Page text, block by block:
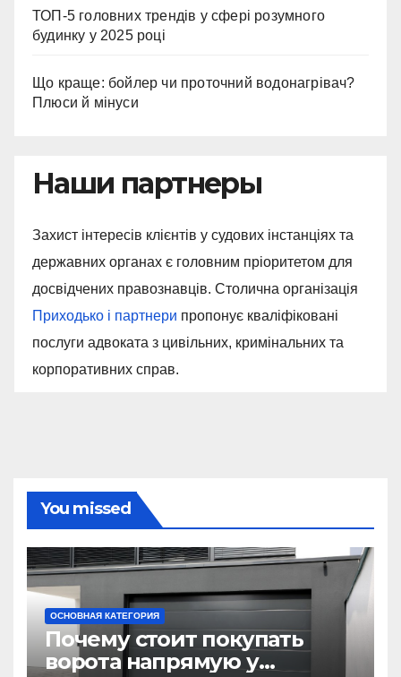
ТОП-5 головних трендів у сфері розумного
будинку у 2025 році
Що краще: бойлер чи проточний водонагрівач?
Плюси й мінуси
Наши партнеры
Захист інтересів клієнтів у судових інстанціях та
державних органах є головним пріоритетом для
досвідчених правознавців. Столична організація
Приходько і партнери пропонує кваліфіковані
послуги адвоката з цивільних, кримінальних та
корпоративних справ.
You missed
ОСНОВНАЯ КАТЕГОРИЯ
Почему стоит покупать
ворота напрямую у